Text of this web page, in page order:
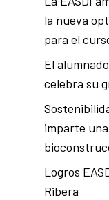
la nueva
para el
El
celebra su
imparte
Logros
Ribera